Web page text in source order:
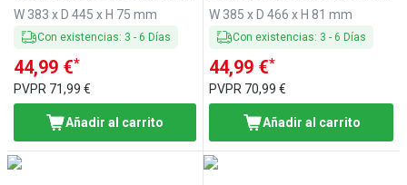
- 100% algodón
W 383 x D 445 x H 75 mm
Con existencias: 3 - 6 Días
44,99 €*
PVPR 71,99 €
Añadir al carrito
- 100% algodón
W 385 x D 466 x H 81 mm
Con existencias: 3 - 6 Días
44,99 €*
PVPR 70,99 €
Añadir al carrito